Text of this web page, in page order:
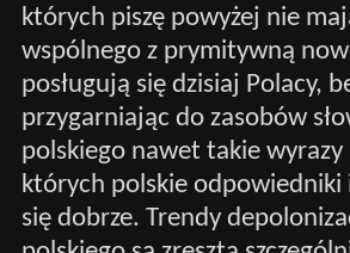
których piszę powyżej nie
wspólnego z prymitywną
posługują się dzisiaj Polacy,
przygarniając do zasobów
polskiego nawet takie wyrazy
których polskie odpowiedniki
się dobrze. Trendy